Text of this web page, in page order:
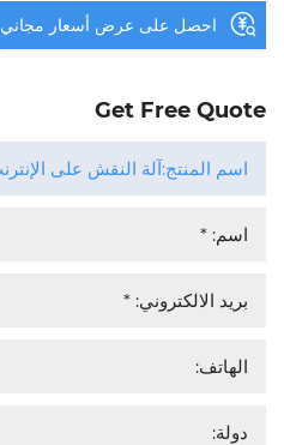
احصل على عرض أسعار مجاني
Get Free Quote